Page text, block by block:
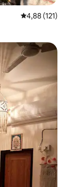
4,88 de uma
4,88 (121)